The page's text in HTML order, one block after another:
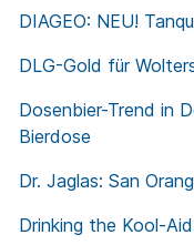
DIAGEO: NEU!
DLG-Gold für
Dosenbier-Trend in
Bierdose
Dr. Jaglas: San
Drinking the Kool-